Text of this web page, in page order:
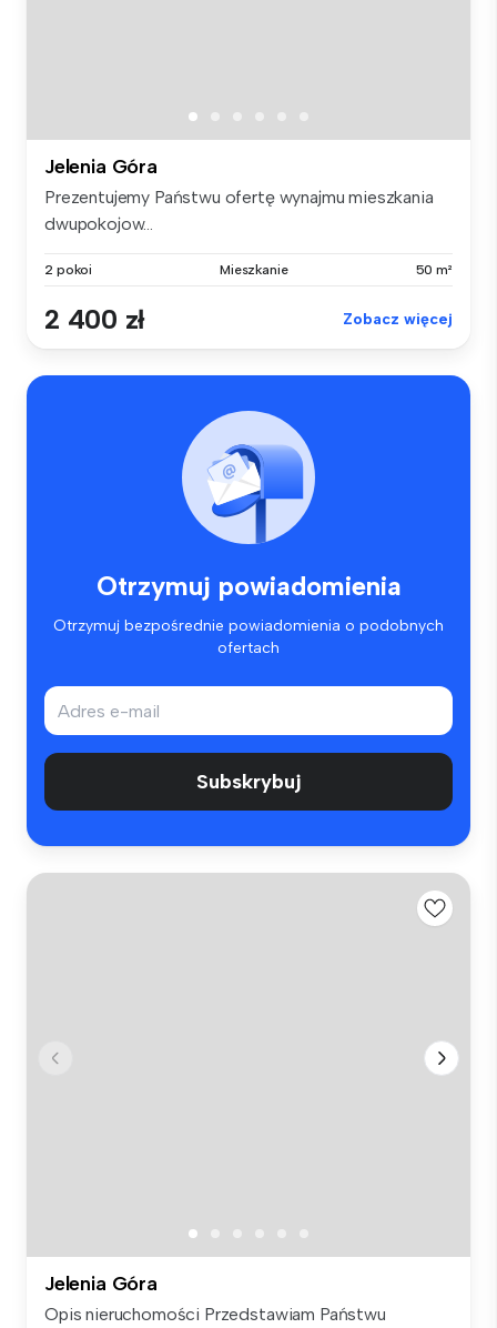
Jelenia Góra
Prezentujemy Państwu ofertę wynajmu mieszkania
dwupokojow...
2 pokoi Mieszkanie 50 m²
2 400 zł Zobacz więcej
Otrzymuj powiadomienia
Otrzymuj bezpośrednie powiadomienia o podobnych
ofertach
Subskrybuj
Jelenia Góra
Opis nieruchomości Przedstawiam Państwu